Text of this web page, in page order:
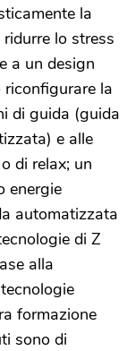
la
lo stress
a un design
riconfigurare la
di guida (guida
e alle
di relax; un
energie
automatizzata
di Z
alla
formazione
sono di